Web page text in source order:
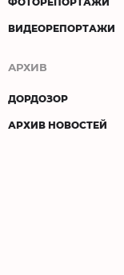
ВИДЕОРЕПОРТАЖИ
АРХИВ
ДОРДОЗОР
АРХИВ НОВОСТЕЙ